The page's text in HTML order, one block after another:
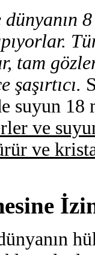
tam
şaşırtıcı.
suyun 18
ve
ve